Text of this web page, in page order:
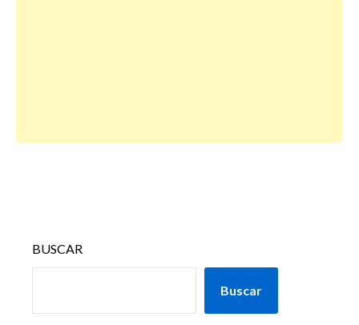
BUSCAR
Buscar